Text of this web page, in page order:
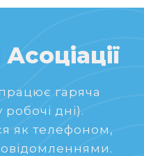
гаряча
робочі дні).
як телефоном,